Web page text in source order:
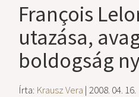
François
utazása,
boldogság
Írta: Krausz Vera | 2008. 04. 16.